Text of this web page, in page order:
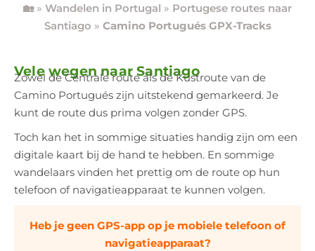
🏡» Wandelen in Portugal » Portugese routes naar
Santiago » Camino Portugués GPX-Tracks
Vele wegen naar Santiago
Zowel de Centrale route als de Kustroute van de
Camino Portugués zijn uitstekend gemarkeerd. Je
kunt de route dus prima volgen zonder GPS.
Toch kan het in sommige situaties handig zijn om een
digitale kaart bij de hand te hebben. En sommige
wandelaars vinden het prettig om de route op hun
telefoon of navigatieapparaat te kunnen volgen.
Heb je geen GPS-app op je mobiele telefoon of
navigatieapparaat?